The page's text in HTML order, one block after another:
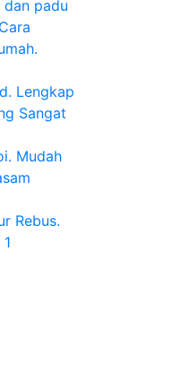
dan padu
Lengkap
Sangat
Mudah
Rebus.